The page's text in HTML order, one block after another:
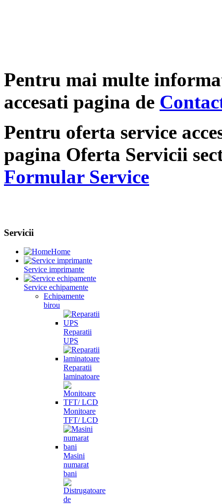
Pentru mai multe
accesati pagina de
Pentru oferta service
pagina Oferta Servicii
Formular Service
Servicii
Home
Service imprimante
Service echipamente
Echipamente
birou
Reparatii
UPS
Reparatii
laminatoare
Monitoare
TFT/ LCD
Masini
numarat
bani